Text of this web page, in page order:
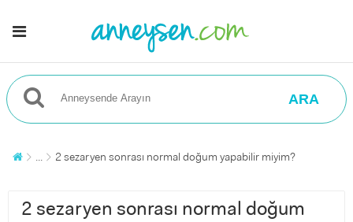
ARA
... 2 sezaryen sonrası normal doğum yapabilir miyim?
2 sezaryen sonrası normal doğum